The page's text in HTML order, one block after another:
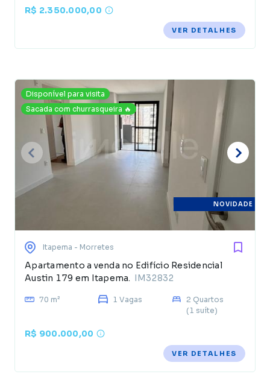
R$ 2.350.000,00
VER DETALHES
Disponível para visita
Sacada com churrasqueira 🔥
NOVIDADE
Itapema - Morretes
Apartamento a venda no Edifício Residencial
Austin 179 em Itapema. IM32832
70 m² 1 Vagas
2 Quartos
(1 suíte)
R$ 900.000,00
VER DETALHES